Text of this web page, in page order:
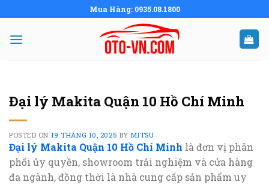
to
content
Mua Hàng: 0935.08.1800
Đại lý Makita Quận 10 Hồ Chí Minh
POSTED ON 19 THÁNG 10, 2025 BY MITSU
Đại lý Makita Quận 10 Hồ Chí Minh là đơn vị phân
phối ủy quyền, showroom trải nghiệm và cửa hàng
đa ngành, đồng thời là nhà cung cấp sản phẩm uy